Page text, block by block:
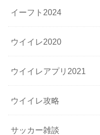
イーフト2024
ウイイレ2020
ウイイレアプリ2021
ウイイレ攻略
サッカー雑談